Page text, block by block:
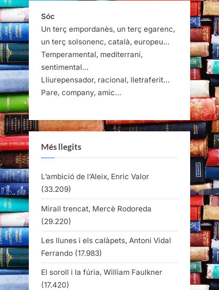
Sóc
Un terç empordanès, un terç egarenc,
un terç solsonenc, català, europeu…
Temperamental, mediterrani,
sentimental…
Lliurepensador, racional, lletraferit…
Pare, company, amic…
Més llegits
L’ambició de l’Aleix, Enric Valor
(33.209)
Mirall trencat, Mercè Rodoreda
(29.220)
Les llunes i els calàpets, Antoni Vidal
Ferrando (17.983)
El soroll i la fúria, William Faulkner
(17.420)